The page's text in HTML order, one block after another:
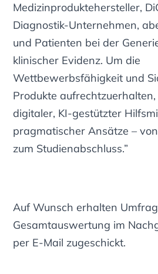
Medizinproduktehersteller,
Diagnostik-Unternehmen,
und Patienten bei der
klinischer Evidenz. Um die
Wettbewerbsfähigkeit und
Produkte
digitaler, KI-gestützter
pragmatischer Ansätze –
zum Studienabschluss.”
Auf Wunsch erhalten
Gesamtauswertung im
per E-Mail zugeschickt.